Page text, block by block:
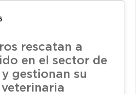
rescatan a
en el sector de
gestionan su